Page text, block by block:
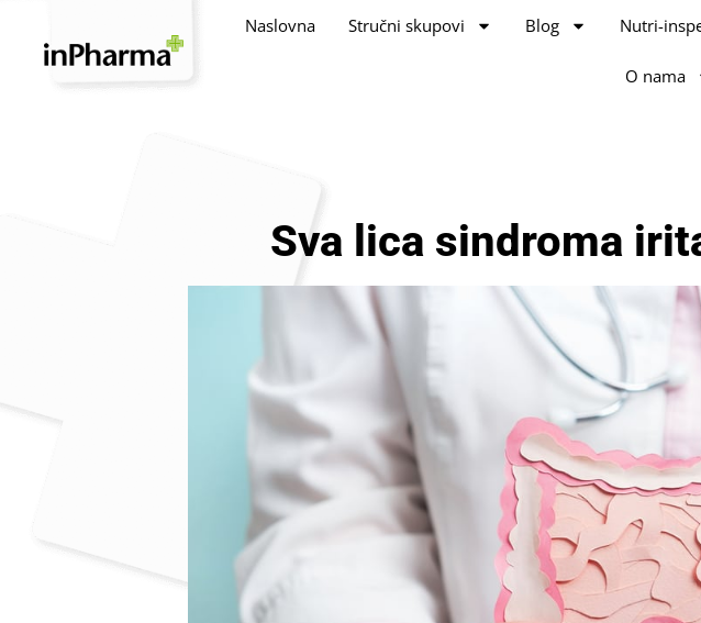
Naslovna Stručni skupovi Blog Nutri-
O nama
Sva lica sindroma